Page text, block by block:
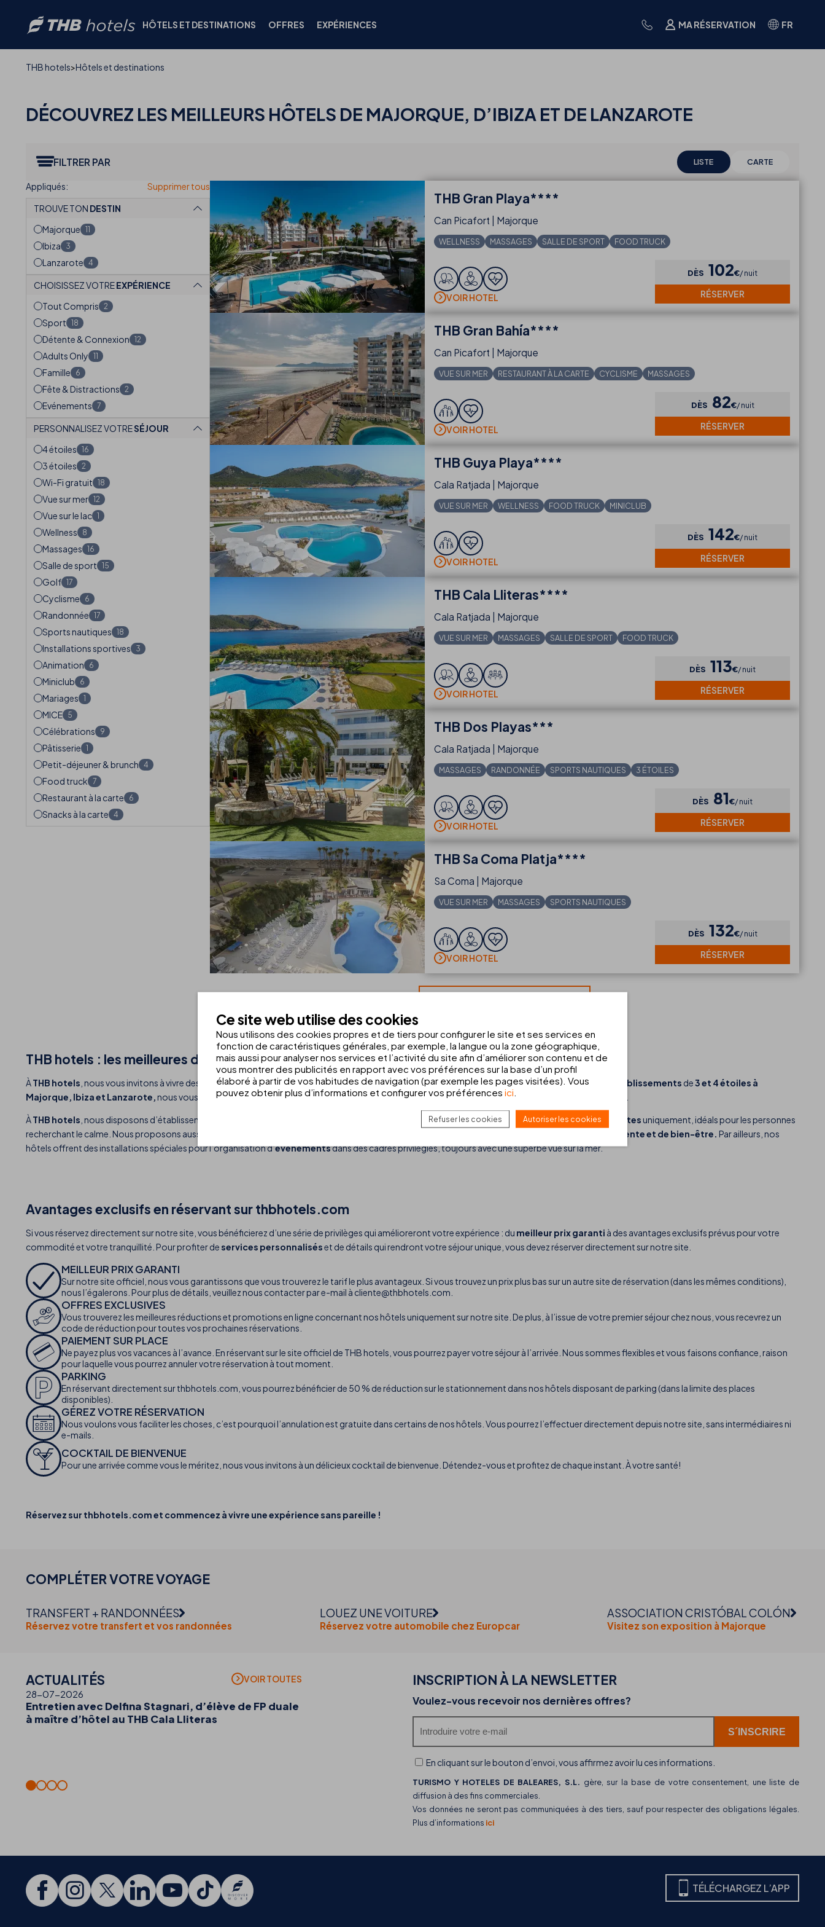
HÔTELS ET DESTINATIONS OFFRES EXPÉRIENCES MA RÉSERVATION FR
THB hotels Hôtels et destinations
DÉCOUVREZ LES MEILLEURS HÔTELS DE MAJORQUE, D’IBIZA ET DE LANZAROTE
FILTRER PAR LISTE CARTE
TROUVE TON DESTIN
Majorque 11
Ibiza 3
Lanzarote 4
CHOISISSEZ VOTREEXPÉRIENCE
Tout Compris 2
Sport 18
Détente & Connexion 12
Adults Only 11
Famille 6
Fête & Distractions 2
Evénements 7
PERSONNALISEZ VOTRESÉJOUR
4 étoiles 16
3 étoiles 2
Wi-Fi gratuit 18
Vue sur mer 12
Vue sur le lac 1
Wellness 8
Massages 16
Salle de sport 15
Golf 17
Cyclisme 6
Randonnée 17
Sports nautiques 18
Installations sportives 3
Animation 6
Miniclub 6
Mariages 1
MICE 5
Célébrations 9
Pâtisserie 1
Petit-déjeuner & brunch 4
Food truck 7
Restaurant à la carte 6
Snacks à la carte 4
THB Gran Playa****
Can Picafort | Majorque
WELLNESS MASSAGES SALLE DE SPORT FOOD TRUCK
VOIR HOTEL
DÈS 102€ nuit
RÉSERVER
THB Gran Bahía****
Can Picafort | Majorque
VUE SUR MER RESTAURANT À LA CARTE CYCLISME MASSAGES
VOIR HOTEL
DÈS 82€ nuit
RÉSERVER
THB Guya Playa****
Cala Ratjada | Majorque
VUE SUR MER WELLNESS FOOD TRUCK MINICLUB
VOIR HOTEL
DÈS 142€ nuit
RÉSERVER
THB Cala Lliteras****
Cala Ratjada | Majorque
VUE SUR MER MASSAGES SALLE DE SPORT FOOD TRUCK
VOIR HOTEL
DÈS 113€ nuit
RÉSERVER
THB Dos Playas***
Cala Ratjada | Majorque
MASSAGES RANDONNÉE SPORTS NAUTIQUES 3 ÉTOILES
VOIR HOTEL
DÈS 81€ nuit
RÉSERVER
THBSa Coma Platja****
Sa Coma | Majorque
VUE SUR MER MASSAGES SPORTS NAUTIQUES
VOIR HOTEL
DÈS 132€ nuit
RÉSERVER
THB hotels : les meilleures destinations de vacances d’Espagne
À THB hotels , nous vous invitons à vivre des vacances uniques dans quelques-unes des destinations les plus paradisiaques d’Espagne. Grâce à nos établissements de3 et 4 étoiles à
Majorque, Ibiza et Lanzarote, nous vous offrons l’opportunité de profiter de moments inoubliables au bord de laMéditerranée et de l’Atlantique
À THB hotels , nous disposons d’établissements conçus pour tous les types de voyageurs, allant des hôtels familiaux aux hébergements pour adultesuniquement, idéals pour les personnes
recherchant le calme. Nous proposons aussi des hôtels parfaits pour ceux qui souhaitent passer des
détente et de bien-être. Par ailleurs, nos
hôtels offrent des installations spéciales pour l’organisation d’événementsdans des cadres privilégiés, toujours avec une superbe vue sur la mer.
Avantages exclusifs en réservant sur thbhotels.com
Si vous réservez directement sur notre site, vous bénéficierez d’une série de privilèges qui amélioreront votre expérience : du meilleur prix garanti à des avantages exclusifs prévus pour votre
commodité et votre tranquillité. Pour profiter de services personnaliséset de détails qui rendront votre séjour unique, vous devez réserver directement sur notre site.
MEILLEUR PRIX GARANTI
Sur notre site officiel, nous vous garantissons que vous trouverez le tarif le plus avantageux. Si vous trouvez un prix plus bas sur un autre site de réservation (dans les mêmes conditions),
nous l’égalerons. Pour plus de détails, veuillez nous contacter par e-mail à cliente@thbhotels.com
OFFRES EXCLUSIVES
Vous trouverez les meilleures réductions et promotions en ligne concernant nos hôtels uniquement sur notre site. De plus, à l’issue de votre premier séjour chez nous, vous recevrez un
code de réduction pour toutes vos prochaines réservations.
PAIEMENT SUR PLACE
Ne payez plus vos vacances à l’avance. En réservant sur le site officiel de THB hotels, vous pourrez payer votre séjour à l’arrivée. Nous sommes flexibles et vous faisons confiance, raison
pour laquelle vous pourrez annuler votre réservation à tout moment.
PARKING
En réservant directement sur thbhotels.com, vous pourrez bénéficier de 50 % de réduction sur le stationnement dans nos hôtels disposant de parking (dans la limite des places
disponibles).
GÉREZ VOTRE RÉSERVATION
Nous voulons vous faciliter les choses, c’est pourquoi l’annulation est gratuite dans certains de nos hôtels. Vous pourrez l’effectuer directement depuis notre site, sans intermédiaires ni
e-mails.
COCKTAIL DE BIENVENUE
Pour une arrivée comme vous le méritez, nous vous invitons à un délicieux cocktail de bienvenue. Détendez-vous et profitez de chaque instant. À votre santé!
Réservez sur thbhotels.com et commencez à vivre une expérience sans pareille !
COMPLÉTER VOTREVOYAGE
TRANSFERT + RANDONNÉES
Réservez votre transfert et vos randonnées
LOUEZ UNE VOITURE
Réservez votre automobile chez Europcar
ASSOCIATION CRISTÓBAL COLÓN
Visitez son exposition à Majorque
ACTUALITÉS VOIR TOUTES
28-07-2026
Entretien avec Delfina Stagnari, d’élève de FP duale
à maître d’hôtel au THB Cala Lliteras
Découvrez les food trucks de THB hotels et leur
offre gastronomique
THB hotels intègre WhatsApp comme nouveau
canal de service client
INSCRIPTION À LA NEWSLETTER
Voulez-vous recevoir nos dernières offres?
En cliquant sur le bouton d’envoi, vous affirmez avoir lu ces informations.
TURISMO Y HOTELES DE BALEARES, S.L. gère, sur la base de votre consentement, une liste de
diffusion à des fins commerciales.
Vos données ne seront pas communiquées à des tiers, sauf pour respecter des obligations légales.
Plus d’informations ici
TÉLÉCHARGEZ L’APP
Ce site web utilise des cookies
Nous utilisons des cookies propres et de tiers pour configurer le site et ses services en
fonction de caractéristiques générales, par exemple, la langue ou la zone géographique,
mais aussi pour analyser nos services et l’activité du site afin d’améliorer son contenu et de
vous montrer des publicités en rapport avec vos préférences sur la base d’un profil
élaboré à partir de vos habitudes de navigation (par exemple les pages visitées). Vous
pouvez obtenir plus d’informations et configurer vos préférences ici
Refuser les cookies Autoriser les cookies